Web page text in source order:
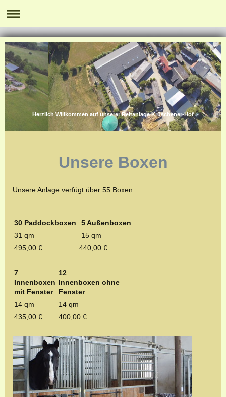
Herzlich Willkommen auf unserer Reitanlage Krüschener-Hof
Unsere Boxen
Unsere Anlage verfügt über 55 Boxen
30 Paddockboxen
5 Außenboxen
31 qm
15 qm
495,00 €
440,00 €
7
Innenboxen
mit Fenster
12
Innenboxen ohne
Fenster
14 qm
14 qm
435,00 €
400,00 €